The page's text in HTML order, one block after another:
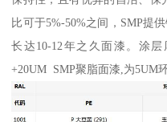
比可于5%-50%之间，SMP提
长达10-12年之久面漆。涂
+20UM SMP聚脂面漆,为5UM